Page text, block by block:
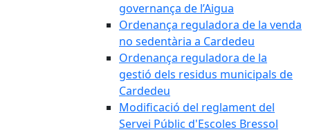
governança de l’Aigua
Ordenança reguladora de la venda
no sedentària a Cardedeu
Ordenança reguladora de la
gestió dels residus municipals de
Cardedeu
Modificació del reglament del
Servei Públic d'Escoles Bressol